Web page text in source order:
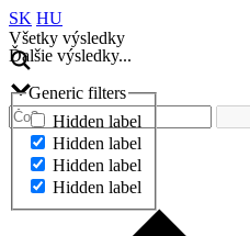
SK HU
Všetky výsledky
Ďalšie výsledky...
Generic filters
Hidden label
Hidden label
Hidden label
Hidden label